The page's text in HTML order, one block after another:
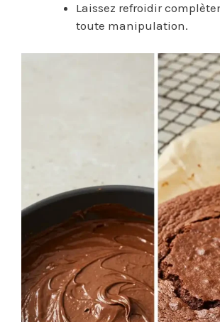
Laissez refroidir
toute manipulation.